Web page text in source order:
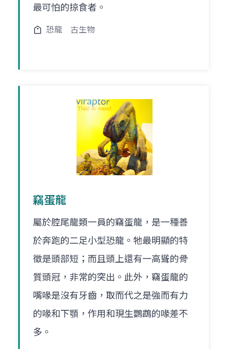
最可怕的掠食者。
恐龍 古生物
竊蛋龍
屬於腔尾龍類一員的竊蛋龍，是一種善
於奔跑的二足小型恐龍。牠最明顯的特
徵是頭部短；而且頭上還有一高聳的骨
質頭冠，非常的突出。此外，竊蛋龍的
嘴喙是沒有牙齒，取而代之是強而有力
的喙和下顎，作用和現生鸚鵡的喙差不
多。